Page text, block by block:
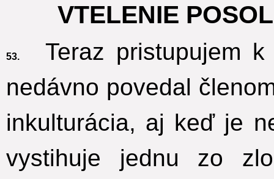
VTELENIE
53.
Teraz pristupujem
nedávno povedal
inkulturácia, aj keď je
vystihuje jednu zo